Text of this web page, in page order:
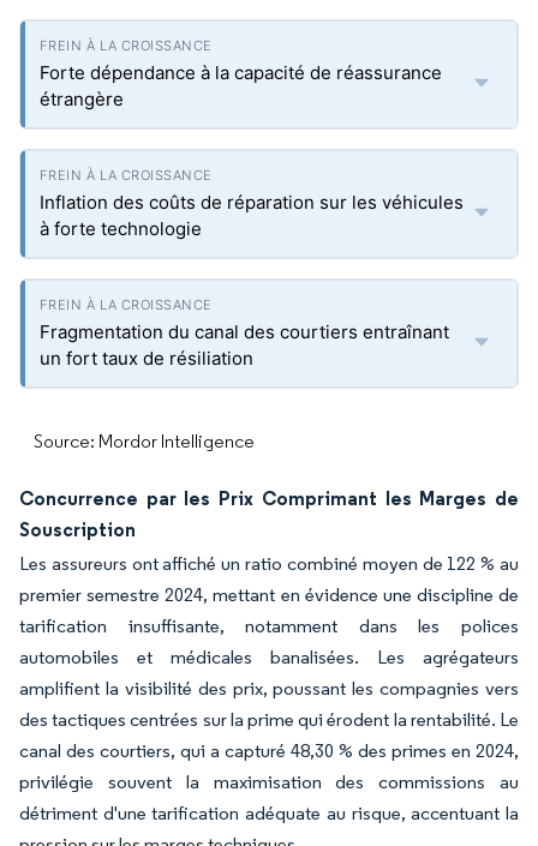
Forte dépendance à la capacité de réassurance
étrangère
Inflation des coûts de réparation sur les véhicules
à forte technologie
Fragmentation du canal des courtiers entraînant
un fort taux de résiliation
Source: Mordor Intelligence
Concurrence par les Prix Comprimant les Marges de
Souscription
Les assureurs ont affiché un ratio combiné moyen de 122 % au
premier semestre 2024, mettant en évidence une discipline de
tarification insuffisante, notamment dans les polices
automobiles et médicales banalisées. Les agrégateurs
amplifient la visibilité des prix, poussant les compagnies vers
des tactiques centrées sur la prime qui érodent la rentabilité. Le
canal des courtiers, qui a capturé 48,30 % des primes en 2024,
privilégie souvent la maximisation des commissions au
détriment d'une tarification adéquate au risque, accentuant la